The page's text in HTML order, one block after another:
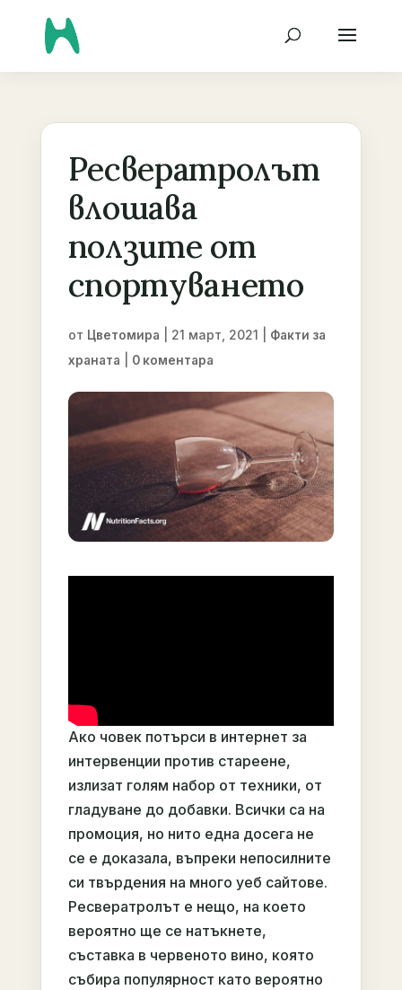
Ресвератролът
влошава
ползите от
спортуването
от Цветомира 21 март, 2021
Факти за
храната
0 коментара
Ако човек потърси в интернет за
интервенции против стареене,
излизат голям набор от техники, от
гладуване до добавки. Всички са на
промоция, но нито една досега не
се е доказала, въпреки непосилните
си твърдения на много уеб сайтове.
Ресвератролът е нещо, на което
вероятно ще се натъкнете,
съставка в червеното вино, която
събира популярност като вероятно